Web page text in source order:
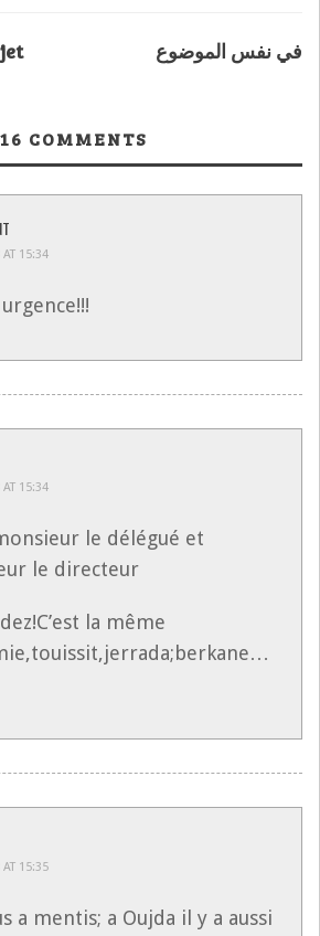
في نفس الموضوع
16 COMMENTS
15:34
15:34
le délégué et
le directeur
la même
15:35
a mentis; a Oujda il y a aussi